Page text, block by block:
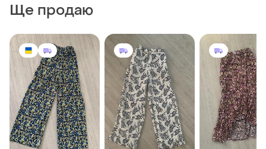
Ще продаю